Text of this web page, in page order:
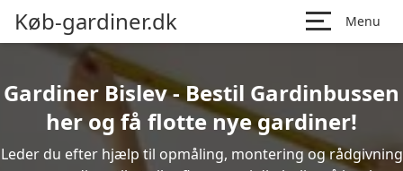
Køb-gardiner.dk Menu
Gardiner Bislev - Bestil Gardinbussen
her og få flotte nye gardiner!
Leder du efter hjælp til opmåling, montering og rådgivning